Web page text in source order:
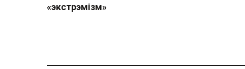
«экстрэмізм»